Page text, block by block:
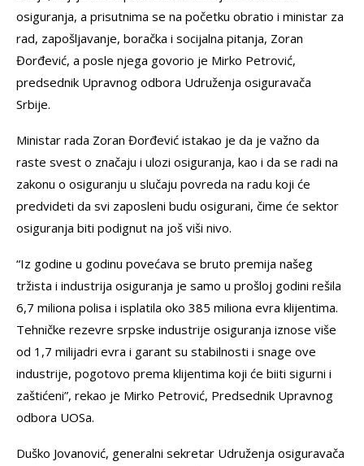
osiguranja, a prisutnima se na početku obratio i ministar za
rad, zapošljavanje, boračka i socijalna pitanja, Zoran
Đorđević, a posle njega govorio je Mirko Petrović,
predsednik Upravnog odbora Udruženja osiguravača
Srbije.
Ministar rada Zoran Đorđević istakao je da je važno da
raste svest o značaju i ulozi osiguranja, kao i da se radi na
zakonu o osiguranju u slučaju povreda na radu koji će
predvideti da svi zaposleni budu osigurani, čime će sektor
osiguranja biti podignut na još viši nivo.
“Iz godine u godinu povećava se bruto premija našeg
tržista i industrija osiguranja je samo u prošloj godini rešila
6,7 miliona polisa i isplatila oko 385 miliona evra klijentima.
Tehničke rezevre srpske industrije osiguranja iznose više
od 1,7 milijadri evra i garant su stabilnosti i snage ove
industrije, pogotovo prema klijentima koji će biiti sigurni i
zaštićeni”, rekao je Mirko Petrović, Predsednik Upravnog
odbora UOSa.
Duško Jovanović, generalni sekretar Udruženja osiguravača